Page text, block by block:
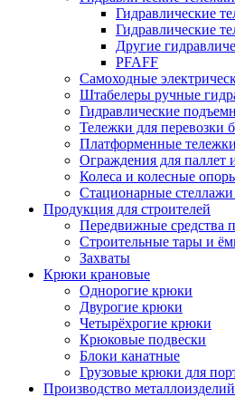
Гидравлические
Гидравлические
Другие
PFAFF
Самоходные
Штабелеры ручные
Гидравлические
Тележки для перевозки
Платформенные
Ограждения для паллет
Колеса и колесные
Стационарные
Продукция для строителей
Передвижные средства
Строительные тары и
Захваты
Крюки крановые
Однорогие крюки
Двурогие крюки
Четырёхрогие крюки
Крюковые подвески
Блоки канатные
Грузовые крюки для
Производство